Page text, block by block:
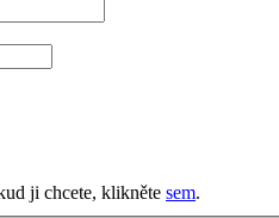
ji chcete, klikněte sem.